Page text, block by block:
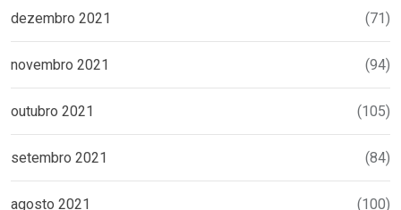
dezembro 2021 (71)
novembro 2021 (94)
outubro 2021 (105)
setembro 2021 (84)
agosto 2021 (100)